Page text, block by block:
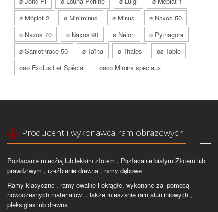
ø Méplat 2
ø Miniminus ø Minus
ø Naxos 50
ø Naxos 70
ø Naxos 90 ø Néron
ø Pythagore
ø Samothrace 50
ø Taïna ø Thales
øø Table
øøø Exclusif et Spécial
øøøø Miroirs spéciaux
Producent i wykonawca ram obrazowych
Pozłacanie miedźią lub lekkim złotem , Pozłacanie białym Złotem lub
prawdziwym , rzeźbienie drewna , ramy dębowe
Ramy klasyczne , ramy owalne i okrągłe, wykonane za pomocą
nowoczesnych materiałów , także mieszanie ram aluminiowych ,
pleksiglas lub drewna